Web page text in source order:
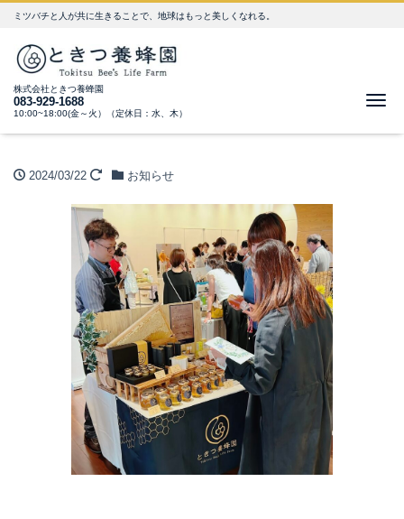
ミツバチと人が共に生きることで、地球はもっと美しくなれる。
株式会社ときつ養蜂園
083-929-1688
10:00~18:00(金～火）（定休日：水、木）
2024/03/22 お知らせ